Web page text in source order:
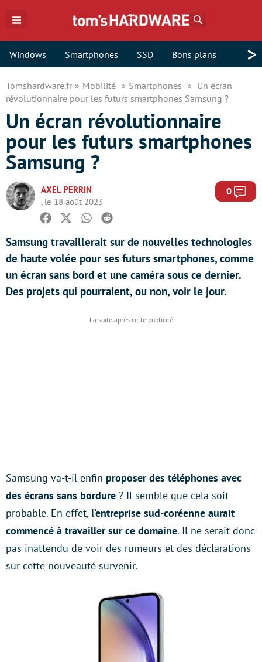
Windows Smartphones SSD Bons plans >
Tomshardware.fr Mobilité Smartphones
Un écran
révolutionnaire pour les futurs smartphones Samsung ?
Un écran révolutionnaire
pour les futurs smartphones
Samsung ?
AXEL PERRIN
, le 18 août 2023
0
Facebook
TwitterWhatsapp
Reddit
Samsung travaillerait sur de nouvelles technologies
de haute volée pour ses futurs smartphones, comme
un écran sans bord et une caméra sous ce dernier.
Des projets qui pourraient, ou non, voir le jour.
Samsung va-t-il enfin proposer des téléphones avec
des écrans sans bordure ? Il semble que cela soit
probable. En effet, l’entreprise sud-coréenne aurait
commencé à travailler sur ce domaine. Il ne serait donc
pas inattendu de voir des rumeurs et des déclarations
sur cette nouveauté survenir.